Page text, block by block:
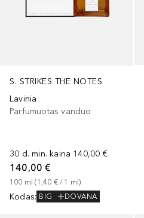
S. STRIKES THE NOTES
Lavinia
Parfumuotas vanduo
30 d. min. kaina 140,00 €
140,00 €
100 ml (1,40 € / 1 ml)
Kodas: BIG DOVANA